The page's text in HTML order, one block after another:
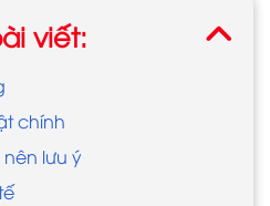
viết:
chính
nên lưu ý